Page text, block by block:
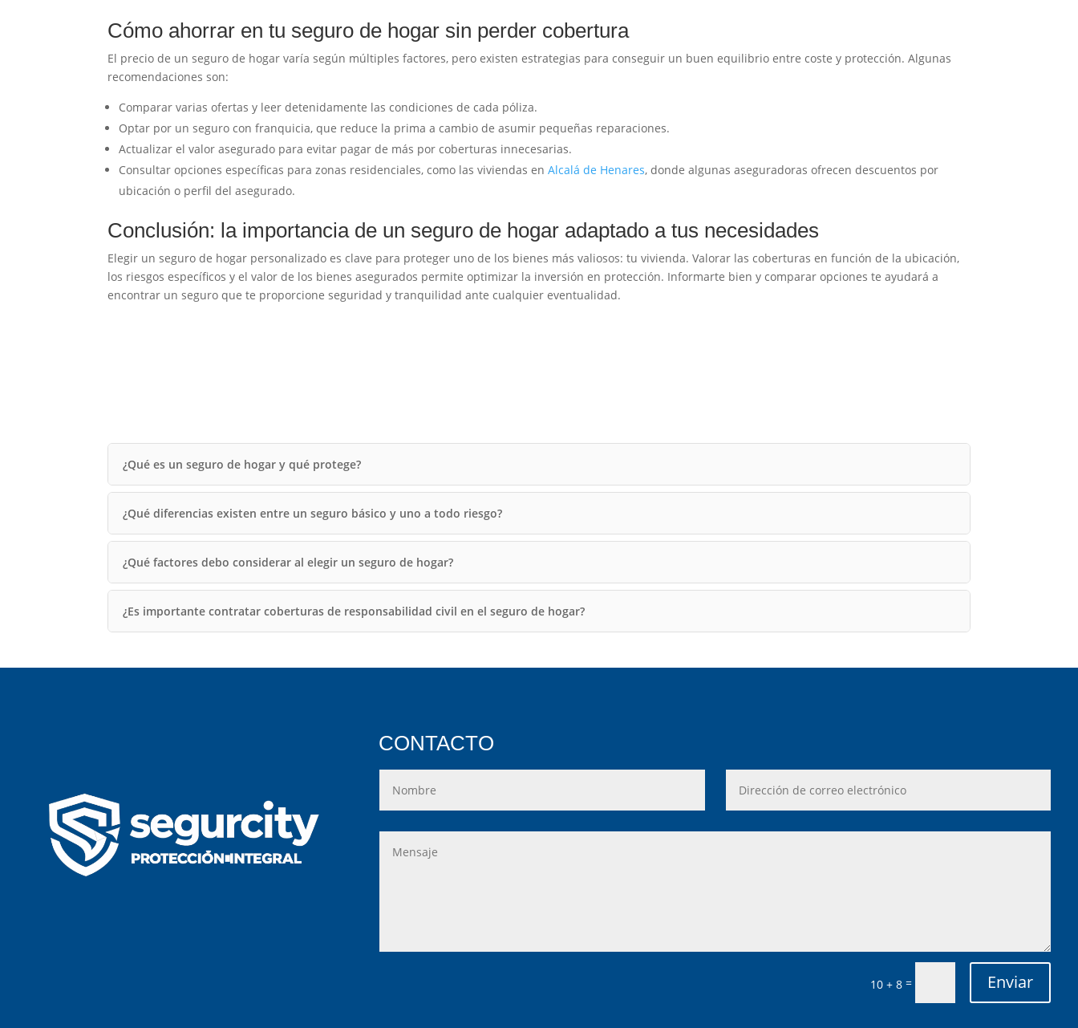
Cómo ahorrar en tu seguro de hogar sin perder cobertura
El precio de un seguro de hogar varía según múltiples factores, pero existen estrategias para conseguir un buen equilibrio entre coste y protección. Algunas
recomendaciones son:
Comparar varias ofertas y leer detenidamente las condiciones de cada póliza.
Optar por un seguro con franquicia, que reduce la prima a cambio de asumir pequeñas reparaciones.
Actualizar el valor asegurado para evitar pagar de más por coberturas innecesarias.
Consultar opciones específicas para zonas residenciales, como las viviendas enAlcalá de Henares, donde algunas aseguradoras ofrecen descuentos por
ubicación o perfil del asegurado.
Conclusión: la importancia de un seguro de hogar adaptado a tus necesidades
Elegir un seguro de hogar personalizado es clave para proteger uno de los bienes más valiosos: tu vivienda. Valorar las coberturas en función de la ubicación,
los riesgos específicos y el valor de los bienes asegurados permite optimizar la inversión en protección. Informarte bien y comparar opciones te ayudará a
encontrar un seguro que te proporcione seguridad y tranquilidad ante cualquier eventualidad.
¿Qué es un seguro de hogar y qué protege?
¿Qué diferencias existen entre un seguro básico y uno a todo riesgo?
¿Qué factores debo considerar al elegir un seguro de hogar?
¿Es importante contratar coberturas de responsabilidad civil en el seguro de hogar?
CONTACTO
10 + 8 = Enviar